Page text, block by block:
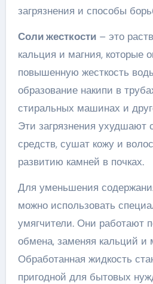
загрязнения и способы
Соли жесткости– это
кальция и магния, которые
повышенную жесткость
образование накипи в
стиральных машинах и
Эти загрязнения
средств, сушат кожу и
развитию камней в почках.
Для уменьшения
можно использовать
умягчители. Они работают
обмена, заменяя кальций и
Обработанная жидкость
пригодной для бытовых